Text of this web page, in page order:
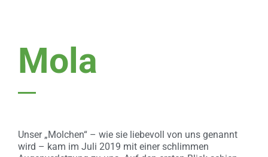
Mola
Unser „Molchen“ – wie sie liebevoll von uns genannt
wird – kam im Juli 2019 mit einer schlimmen